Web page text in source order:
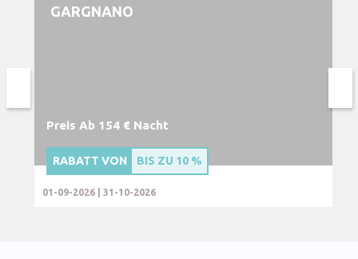
GARGNANO
Preis Ab 154 € Nacht
01-09-2026 | 31-10-2026
RABATT VON BIS ZU 10 %